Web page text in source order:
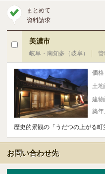
まとめて
資料請求
美濃市
岐阜・南知多（岐阜）
価格
土地
建物
築年
歴史的景観の「うだつの上がる
お問い合わせ先
新着物件お知ら
ご契約後アンケ